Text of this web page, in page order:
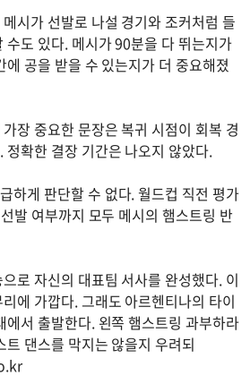
시가 선발로 나설 경기와 조커처럼 들
수도 있다. 메시가 90분을 다 뛰는지가
에 공을 받을 수 있는지가 더 중요해졌
장 중요한 문장은 복귀 시점이 회복 경
정확한 결장 기간은 나오지 않았다.
하게 판단할 수 없다. 월드컵 직전 평가
발 여부까지 모두 메시의 햄스트링 반
로 자신의 대표팀 서사를 완성했다. 이
에 가깝다. 그래도 아르헨티나의 타이
에서 출발한다. 왼쪽 햄스트링 과부하라
댄스를 막지는 않을지 우려되